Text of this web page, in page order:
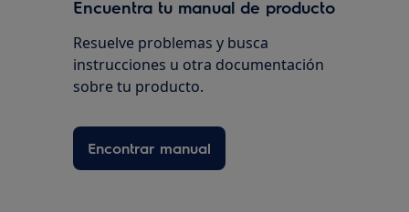
Encuentra tu manual de producto
Resuelve problemas y busca
instrucciones u otra documentación
sobre tu producto.
Encontrar manual